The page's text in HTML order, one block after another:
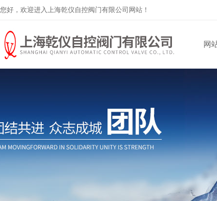
您好，欢迎进入上海乾仪自控阀门有限公司网站！
网